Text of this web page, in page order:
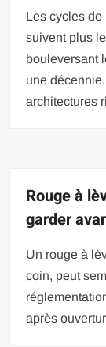
Les cycles
suivent plus
bouleversant
une
architectures
Rouge à
garder
Un rouge à
coin, peut
après